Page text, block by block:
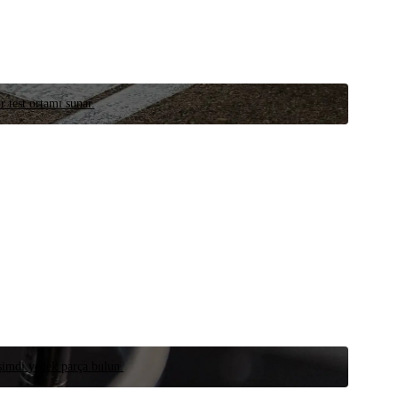
test ortamı sunar.
yedek parça bulun.